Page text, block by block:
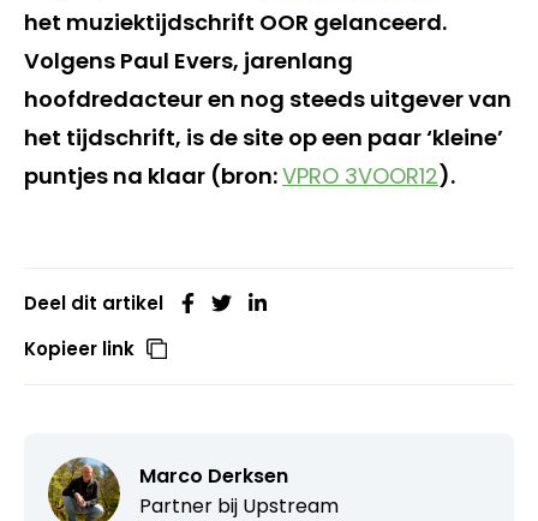
het muziektijdschrift OOR gelanceerd.
Volgens Paul Evers, jarenlang
hoofdredacteur en nog steeds uitgever van
het tijdschrift, is de site op een paar ‘kleine’
puntjes na klaar (bron:VPRO 3VOOR12).
Deel dit artikel
Kopieer link
Marco Derksen
Partner bij Upstream